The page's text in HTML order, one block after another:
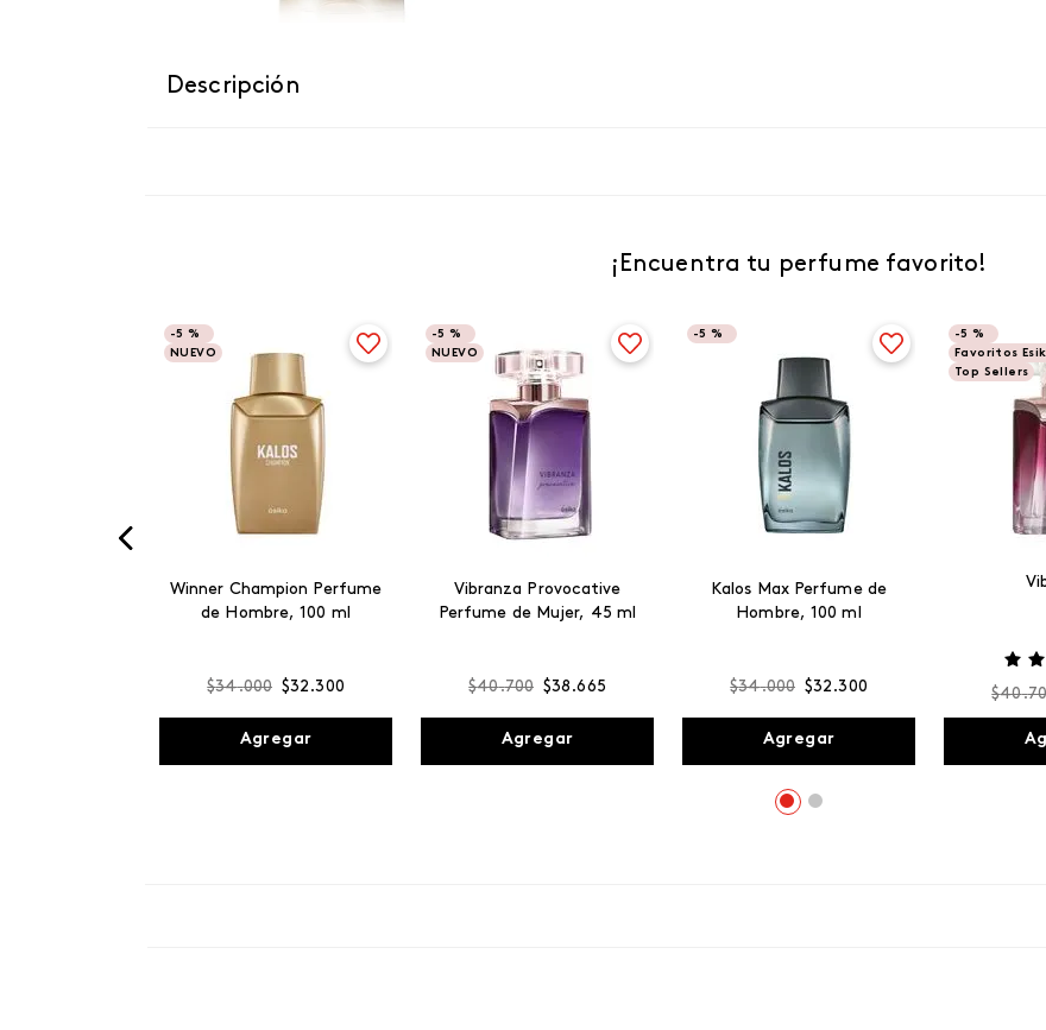
Descripción
¡Encuentra tu perfume favorito!
-5 %
NUEVO
Winner Champion Perfume
de Hombre, 100 ml
$34.000 $32 .300
Agregar
-5 %
NUEVO
Vibranza Provocative
Perfume de Mujer, 45 ml
$40.700 $38 .665
Agregar
-5 %
Kalos Max Perfume de
Hombre, 100 ml
$34.000 $32 .300
Agregar
-5 %
Favoritos
Top Sellers
$40.